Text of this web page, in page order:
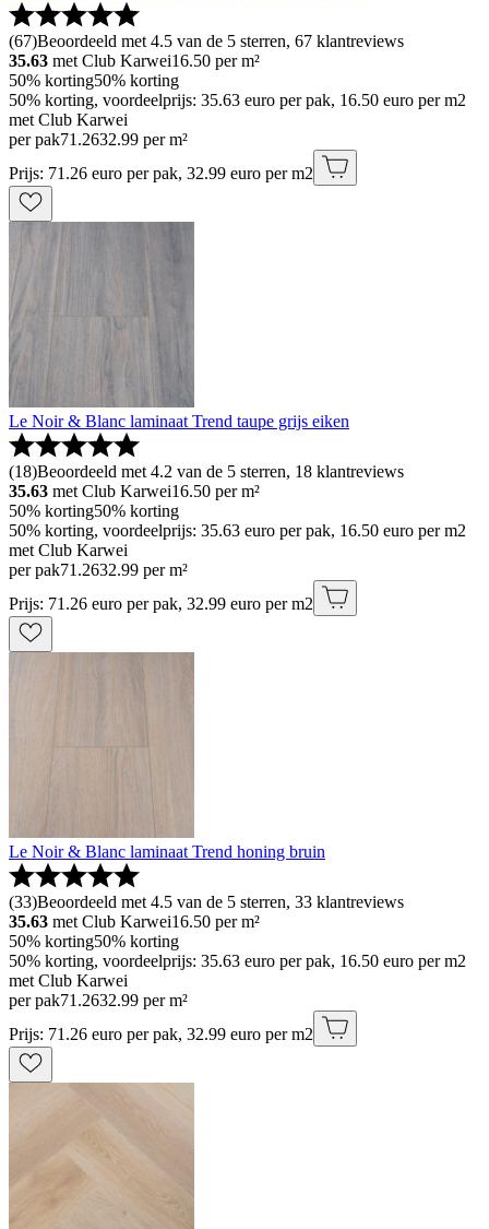
(67)Beoordeeld met 4.5 van de 5 sterren, 67 klantreviews
35.63 met Club Karwei16.50 per m²
50% korting50% korting
50% korting, voordeelprijs: 35.63 euro per pak, 16.50 euro per m2
met Club Karwei
per pak71 .2632.99 per m²
Prijs: 71.26 euro per pak, 32.99 euro per m2
Le Noir & Blanc laminaat Trend taupe grijs eiken
(18)Beoordeeld met 4.2 van de 5 sterren, 18 klantreviews
35.63 met Club Karwei16.50 per m²
50% korting50% korting
50% korting, voordeelprijs: 35.63 euro per pak, 16.50 euro per m2
met Club Karwei
per pak71 .2632.99 per m²
Prijs: 71.26 euro per pak, 32.99 euro per m2
Le Noir & Blanc laminaat Trend honing bruin
(33)Beoordeeld met 4.5 van de 5 sterren, 33 klantreviews
35.63 met Club Karwei16.50 per m²
50% korting50% korting
50% korting, voordeelprijs: 35.63 euro per pak, 16.50 euro per m2
met Club Karwei
per pak71 .2632.99 per m²
Prijs: 71.26 euro per pak, 32.99 euro per m2